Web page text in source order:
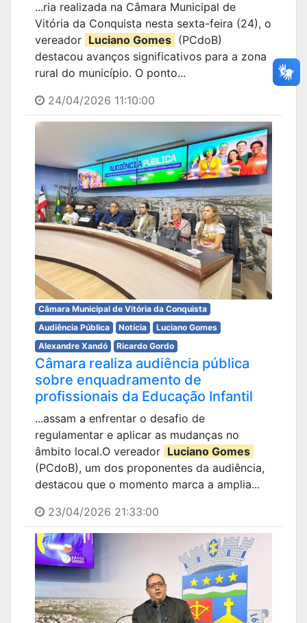
...ria realizada na Câmara Municipal de
Vitória da Conquista nesta sexta-feira (24), o
vereador Luciano Gomes (PCdoB)
destacou avanços significativos para a zona
rural do município. O ponto...
24/04/2026 11:10:00
Câmara Municipal de Vitória da Conquista
Audiência Pública
Notícia
Luciano Gomes
Alexandre Xandó
Ricardo Gordo
Câmara realiza audiência pública
sobre enquadramento de
profissionais da Educação Infantil
...assam a enfrentar o desafio de
regulamentar e aplicar as mudanças no
âmbito local.O vereador Luciano Gomes
(PCdoB), um dos proponentes da audiência,
destacou que o momento marca a amplia...
23/04/2026 21:33:00